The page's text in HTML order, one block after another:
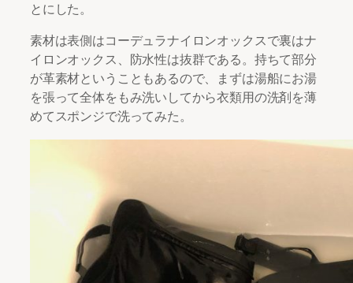
とにした。
素材は表側はコーデュラナイロンオックスで裏はナ
イロンオックス、防水性は抜群である。持ちて部分
が革素材ということもあるので、まずは湯船にお湯
を張って全体をもみ洗いしてから衣類用の洗剤を薄
めてスポンジで洗ってみた。